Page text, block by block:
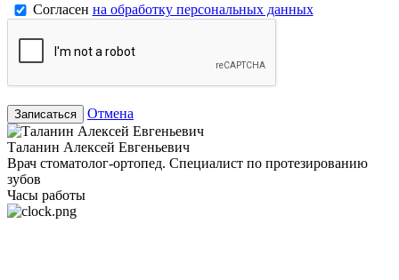
Согласен на обработку персональных данных
Записаться Отмена
Таланин Алексей Евгеньевич
Врач стоматолог-ортопед. Специалист по протезированию
зубов
Часы работы